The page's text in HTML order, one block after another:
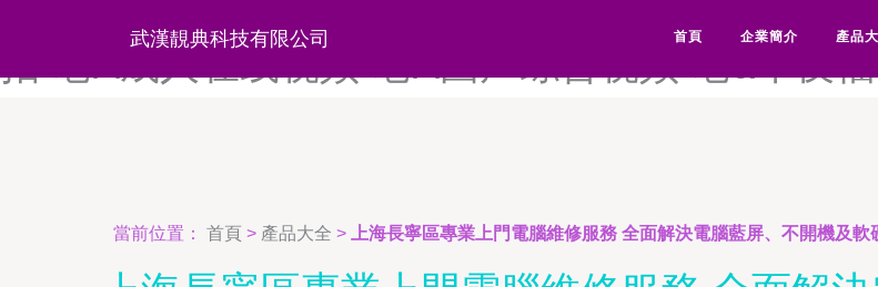
狼友影院探花-狼友自拍视频-狼友自拍偷拍-狼友
武漢靚典科技有限公司 首頁 企業簡介 產品
當前位置： 首頁 > 產品大全 > 上海長寧區專業上門電腦維修服務 全面解決電腦藍屏、不開機及軟